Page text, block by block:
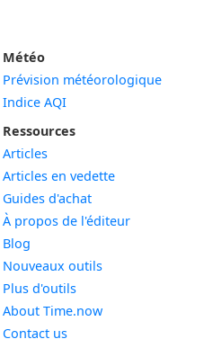
Widget
Météo
Prévision météorologique
Indice AQI
Ressources
Articles
Articles en vedette
Guides d'achat
À propos de l'éditeur
Blog
Nouveaux outils
Plus d'outils
About Time.now
Contact us